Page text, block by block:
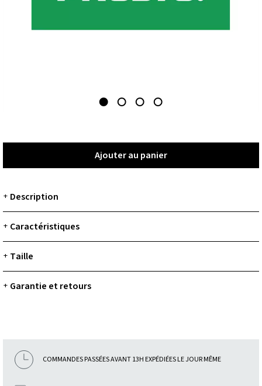
Ajouter au panier
Ajouter au panier
+ Description
+ Caractéristiques
+ Taille
+ Garantie et retours
COMMANDES PASSÉES AVANT 13H EXPÉDIÉES LE JOUR MÊME